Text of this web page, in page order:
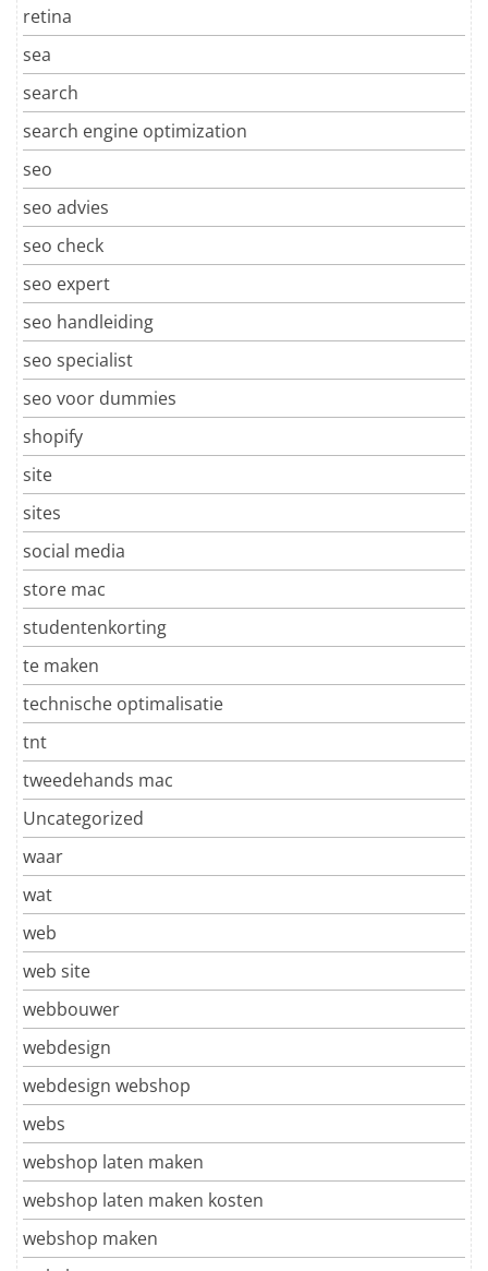
retina
sea
search
search engine optimization
seo
seo advies
seo check
seo expert
seo handleiding
seo specialist
seo voor dummies
shopify
site
sites
social media
store mac
studentenkorting
te maken
technische optimalisatie
tnt
tweedehands mac
Uncategorized
waar
wat
web
web site
webbouwer
webdesign
webdesign webshop
webs
webshop laten maken
webshop laten maken kosten
webshop maken